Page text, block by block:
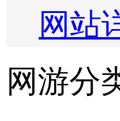
网站
网游分